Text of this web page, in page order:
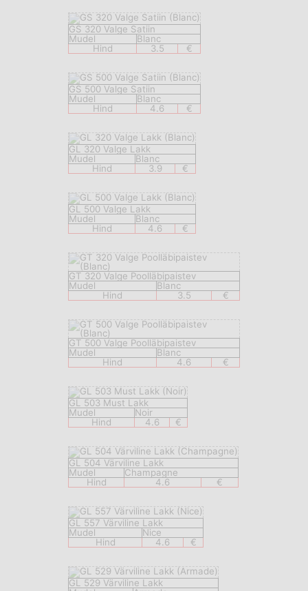
GS 320 Valge Satiin
Mudel
Blanc
Hind
3.5 €
GS 500 Valge Satiin
Mudel
Blanc
Hind
4.6 €
GL 320 Valge Lakk
Mudel
Blanc
Hind
3.9 €
GL 500 Valge Lakk
Mudel
Blanc
Hind
4.6 €
GT 320 Valge Poolläbipaistev
Mudel
Blanc
Hind
3.5 €
GT 500 Valge Poolläbipaistev
Mudel
Blanc
Hind
4.6 €
GL 503 Must Lakk
Mudel
Noir
Hind
4.6 €
GL 504 Värviline Lakk
Mudel
Champagne
Hind
4.6 €
GL 557 Värviline Lakk
Mudel
Nice
Hind
4.6 €
GL 529 Värviline Lakk